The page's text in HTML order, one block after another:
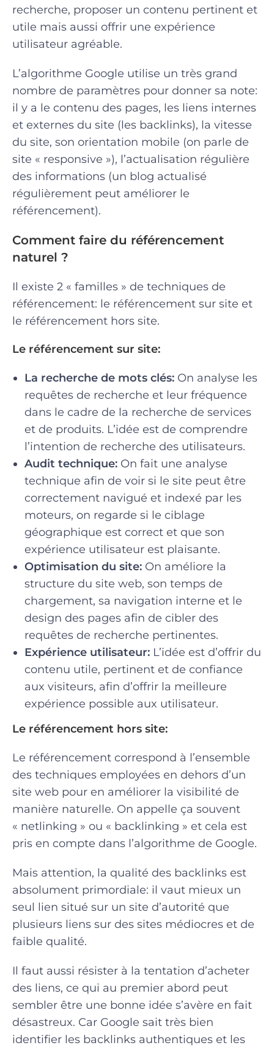
recherche, proposer un contenu pertinent et
utile mais aussi offrir une expérience
utilisateur agréable.
L’algorithme Google utilise un très grand
nombre de paramètres pour donner sa note:
il y a le contenu des pages, les liens internes
et externes du site (les backlinks), la vitesse
du site, son orientation mobile (on parle de
site « responsive »), l’actualisation régulière
des informations (un blog actualisé
régulièrement peut améliorer le
référencement).
Comment faire du référencement
naturel ?
Il existe 2 « familles » de techniques de
référencement: le référencement sur site et
le référencement hors site.
Le référencement sur site:
La recherche de mots clés: On analyse les
requêtes de recherche et leur fréquence
dans le cadre de la recherche de services
et de produits. L’idée est de comprendre
l’intention de recherche des utilisateurs.
Audit technique: On fait une analyse
technique afin de voir si le site peut être
correctement navigué et indexé par les
moteurs, on regarde si le ciblage
géographique est correct et que son
expérience utilisateur est plaisante.
Optimisation du site: On améliore la
structure du site web, son temps de
chargement, sa navigation interne et le
design des pages afin de cibler des
requêtes de recherche pertinentes.
Expérience utilisateur: L’idée est d’offrir du
contenu utile, pertinent et de confiance
aux visiteurs, afin d’offrir la meilleure
expérience possible aux utilisateur.
Le référencement hors site:
Le référencement correspond à l’ensemble
des techniques employées en dehors d’un
site web pour en améliorer la visibilité de
manière naturelle. On appelle ça souvent
« netlinking » ou « backlinking » et cela est
pris en compte dans l’algorithme de Google.
Mais attention, la qualité des backlinks est
absolument primordiale: il vaut mieux un
seul lien situé sur un site d’autorité que
plusieurs liens sur des sites médiocres et de
faible qualité.
Il faut aussi résister à la tentation d’acheter
des liens, ce qui au premier abord peut
sembler être une bonne idée s’avère en fait
désastreux. Car Google sait très bien
identifier les backlinks authentiques et les